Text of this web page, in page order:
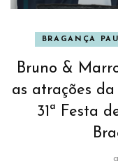
BRAGANÇA
Bruno &
as atrações
31ª Festa